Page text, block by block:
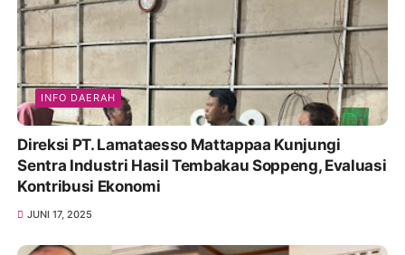
INFO DAERAH
Direksi PT. Lamataesso Mattappaa Kunjungi
Sentra Industri Hasil Tembakau Soppeng, Evaluasi
Kontribusi Ekonomi
JUNI 17, 2025